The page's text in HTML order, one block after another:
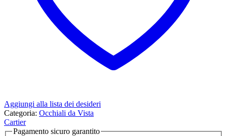
Aggiungi alla lista dei desideri
Categoria: Occhiali da Vista
Cartier
Pagamento sicuro garantito